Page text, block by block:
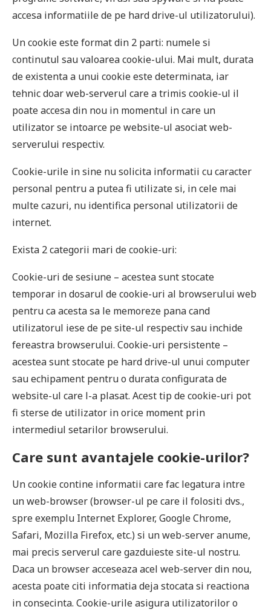
accesa informatiile de pe hard drive-ul utilizatorului).
Un cookie este format din 2 parti: numele si
continutul sau valoarea cookie-ului. Mai mult, durata
de existenta a unui cookie este determinata, iar
tehnic doar web-serverul care a trimis cookie-ul il
poate accesa din nou in momentul in care un
utilizator se intoarce pe website-ul asociat web-
serverului respectiv.
Cookie-urile in sine nu solicita informatii cu caracter
personal pentru a putea fi utilizate si, in cele mai
multe cazuri, nu identifica personal utilizatorii de
internet.
Exista 2 categorii mari de cookie-uri:
Cookie-uri de sesiune – acestea sunt stocate
temporar in dosarul de cookie-uri al browserului web
pentru ca acesta sa le memoreze pana cand
utilizatorul iese de pe site-ul respectiv sau inchide
fereastra browserului. Cookie-uri persistente –
acestea sunt stocate pe hard drive-ul unui computer
sau echipament pentru o durata configurata de
website-ul care l-a plasat. Acest tip de cookie-uri pot
fi sterse de utilizator in orice moment prin
intermediul setarilor browserului.
Care sunt avantajele cookie-urilor?
Un cookie contine informatii care fac legatura intre
un web-browser (browser-ul pe care il folositi dvs.,
spre exemplu Internet Explorer, Google Chrome,
Safari, Mozilla Firefox, etc.) si un web-server anume,
mai precis serverul care gazduieste site-ul nostru.
Daca un browser acceseaza acel web-server din nou,
acesta poate citi informatia deja stocata si reactiona
in consecinta. Cookie-urile asigura utilizatorilor o